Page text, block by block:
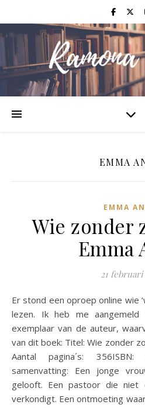
EMMA
EMMA
Wie zonder
Emma
21 februari
Er stond een oproep online wie ‘wie zonder zonde is’ wilde
lezen. Ik heb me
exemplaar van de auteur,
van dit boek: Titel: Wie zonder
Aantal pagina´s: 356ISBN:
samenvatting: Een jonge
gelooft. Een pastoor die
verkondigt. Een ontmoeting